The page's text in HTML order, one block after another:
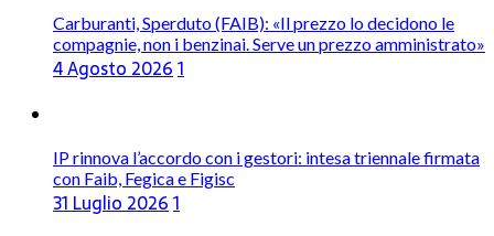
Carburanti, Sperduto (FAIB): «Il prezzo lo decidono le
compagnie, non i benzinai. Serve un prezzo amministrato»
4 Agosto 20261
IP rinnova l’accordo con i gestori: intesa triennale firmata
con Faib, Fegica e Figisc
31 Luglio 20261